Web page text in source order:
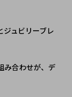
ジュビリーブレ
み合わせが、デ